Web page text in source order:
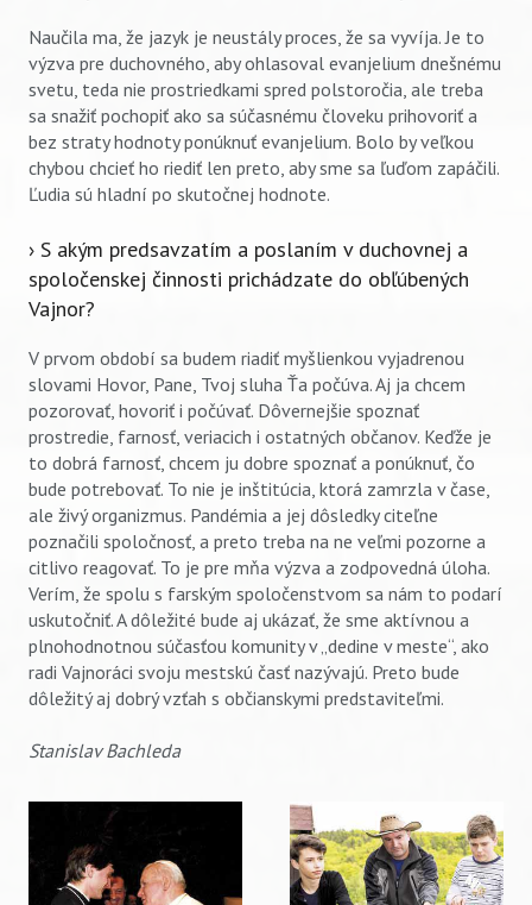
Naučila ma, že jazyk je neustály proces, že sa vyvíja. Je to
výzva pre duchovného, aby ohlasoval evanjelium dnešnému
svetu, teda nie prostriedkami spred polstoročia, ale treba
sa snažiť pochopiť ako sa súčasnému človeku prihovoriť a
bez straty hodnoty ponúknuť evanjelium. Bolo by veľkou
chybou chcieť ho riediť len preto, aby sme sa ľuďom zapáčili.
Ľudia sú hladní po skutočnej hodnote.
› S akým predsavzatím a poslaním v duchovnej a
spoločenskej činnosti prichádzate do obľúbených
Vajnor?
V prvom období sa budem riadiť myšlienkou vyjadrenou
slovami Hovor, Pane, Tvoj sluha Ťa počúva. Aj ja chcem
pozorovať, hovoriť i počúvať. Dôvernejšie spoznať
prostredie, farnosť, veriacich i ostatných občanov. Keďže je
to dobrá farnosť, chcem ju dobre spoznať a ponúknuť, čo
bude potrebovať. To nie je inštitúcia, ktorá zamrzla v čase,
ale živý organizmus. Pandémia a jej dôsledky citeľne
poznačili spoločnosť, a preto treba na ne veľmi pozorne a
citlivo reagovať. To je pre mňa výzva a zodpovedná úloha.
Verím, že spolu s farským spoločenstvom sa nám to podarí
uskutočniť. A dôležité bude aj ukázať, že sme aktívnou a
plnohodnotnou súčasťou komunity v „dedine v meste“, ako
radi Vajnoráci svoju mestskú časť nazývajú. Preto bude
dôležitý aj dobrý vzťah s občianskymi predstaviteľmi.
Stanislav Bachleda